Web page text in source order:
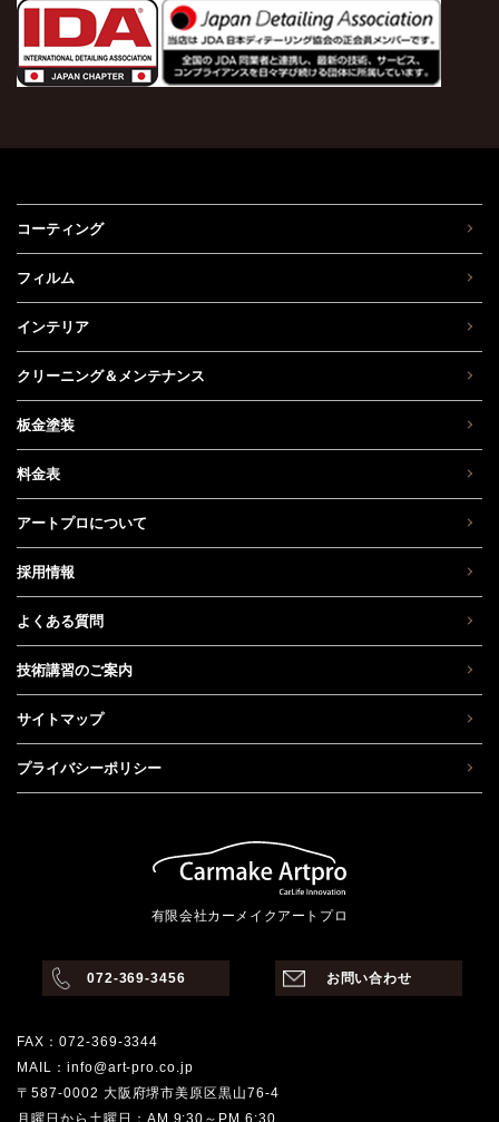
コーティング
フィルム
インテリア
クリーニング＆メンテナンス
板金塗装
料金表
アートプロについて
採用情報
よくある質問
技術講習のご案内
サイトマップ
プライバシーポリシー
有限会社カーメイクアートプロ
072-369-3456 お問い合わせ
FAX：072-369-3344
MAIL：info@art-pro.co.jp
〒587-0002 大阪府堺市美原区黒山76-4